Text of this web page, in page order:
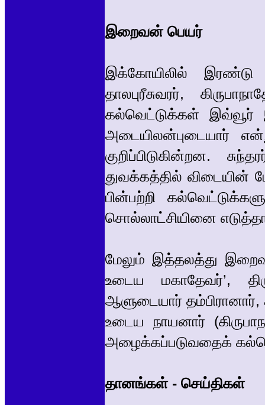
இறைவன் பெயர்
இக்கோயிலில்
தாலபுரீசுவரர்,
கல்வெட்டுக்கள்
அடையிலன்புடையார்
குறிப்பிடுகின்றன.
துவக்கத்தில் விடையின்
பின்பற்றி
சொல்லாட்சியினை
மேலும் இத்தலத்து இறைவன்
உடைய மகாதேவர்’,
ஆளுடையார்
உடைய நாயனார்
அழைக்கப்படுவதைக்
தானங்கள் - செய்திகள்